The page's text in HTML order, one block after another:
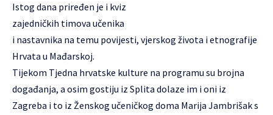
Istog dana priređen je i kviz
zajedničkih timova učenika
i nastavnika na temu povijesti, vjerskog života i etnografije
Hrvata u Mađarskoj.
Tijekom Tjedna hrvatske kulture na programu su brojna
događanja, a osim gostiju iz Splita dolaze im i oni iz
Zagreba i to iz Ženskog učeničkog doma Marija Jambrišak s